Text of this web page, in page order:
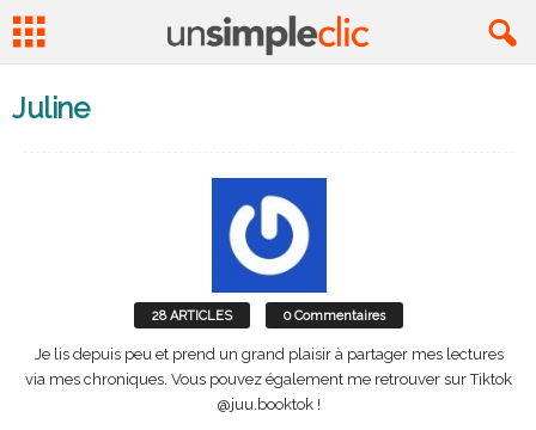
Juline
28 ARTICLES 0 Commentaires
Je lis depuis peu et prend un grand plaisir à partager mes lectures
via mes chroniques. Vous pouvez également me retrouver sur Tiktok
@juu.booktok !